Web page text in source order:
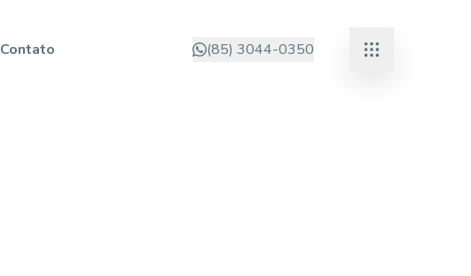
Contato (85) 3044-0350